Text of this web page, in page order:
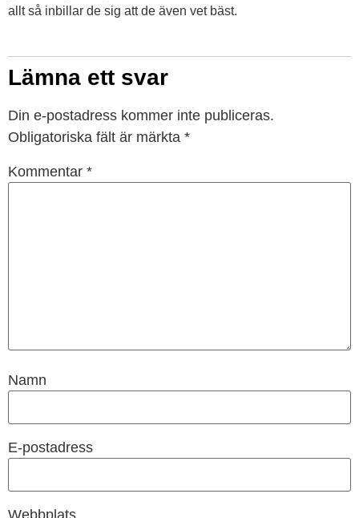
allt så inbillar de sig att de även vet bäst.
Lämna ett svar
Din e-postadress kommer inte publiceras.
Obligatoriska fält är märkta *
Kommentar *
Namn
E-postadress
Webbplats